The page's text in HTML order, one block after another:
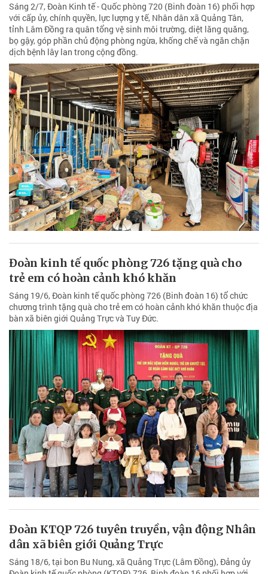
Sáng 2/7, Đoàn Kinh tế - Quốc phòng 720 (Binh đoàn 16) phối hợp
với cấp ủy, chính quyền, lực lượng y tế, Nhân dân xã Quảng Tân,
tỉnh Lâm Đồng ra quân tổng vệ sinh môi trường, diệt lăng quăng,
bọ gậy, góp phần chủ động phòng ngừa, khống chế và ngăn chặn
dịch bệnh lây lan trong cộng đồng.
Đoàn kinh tế quốc phòng 726 tặng quà cho
trẻ em có hoàn cảnh khó khăn
Sáng 19/6, Đoàn kinh tế quốc phòng 726 (Binh đoàn 16) tổ chức
chương trình tặng quà cho trẻ em có hoàn cảnh khó khăn thuộc địa
bàn xã biên giới Quảng Trực và Tuy Đức.
Đoàn KTQP 726 tuyên truyền, vận động Nhân
dân xã biên giới Quảng Trực
Sáng 18/6, tại bon Bu Nung, xã Quảng Trực (Lâm Đồng), Đảng ủy